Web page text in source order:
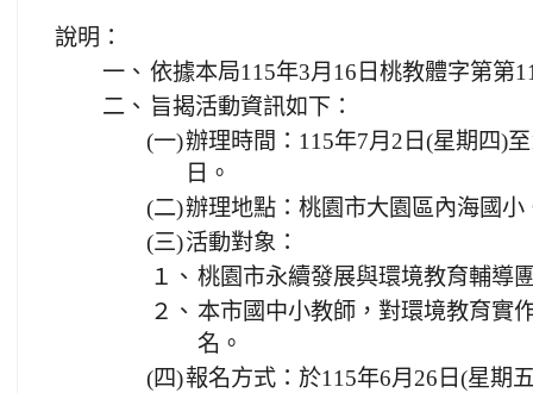
說明：
一、 依據本局115年3月16日桃教體字第第
二、 旨揭活動資訊如下：
(一)辦理時間：115年7月2日(星期四)
日。
(二)辦理地點：桃園市大園區內海國小
(三)活動對象：
１、 桃園市永續發展與環境教育輔導
２、 本市國中小教師，對環境教育實
名。
(四)報名方式：於115年6月26日(星期